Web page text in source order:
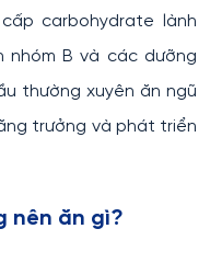
carbohydrate lành
nhóm B và các dưỡng
thường xuyên ăn ngũ
trưởng và phát triển
nên ăn gì?